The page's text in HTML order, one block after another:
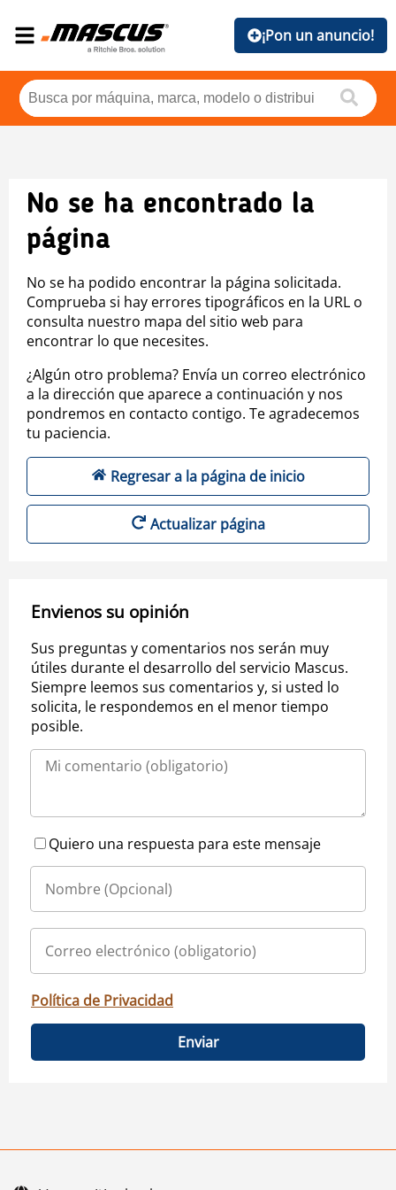
¡Pon un anuncio!
No se ha encontrado la
página
No se ha podido encontrar la página solicitada.
Comprueba si hay errores tipográficos en la URL o
consulta nuestro mapa del sitio web para
encontrar lo que necesites.
¿Algún otro problema? Envía un correo electrónico
a la dirección que aparece a continuación y nos
pondremos en contacto contigo. Te agradecemos
tu paciencia.
Regresar a la página de inicio
Actualizar página
Envienos su opinión
Sus preguntas y comentarios nos serán muy
útiles durante el desarrollo del servicio Mascus.
Siempre leemos sus comentarios y, si usted lo
solicita, le respondemos en el menor tiempo
posible.
Quiero una respuesta para este mensaje
Política de Privacidad
Enviar